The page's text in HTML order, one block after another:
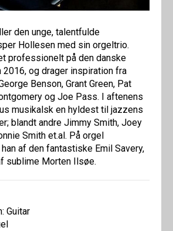
den unge, talentfulde
Hollesen med sin orgeltrio.
professionelt på den danske
og drager inspiration fra
Benson, Grant Green, Pat
og Joe Pass. I aftenens
musikalsk en hyldest til jazzens
blandt andre Jimmy Smith, Joey
Smith et.al. På orgel
af den fantastiske Emil Savery,
sublime Morten Ilsøe.
Guitar